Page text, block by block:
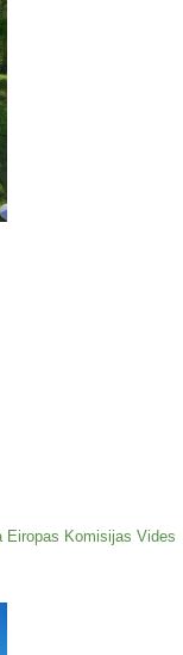
Eiropas Komisijas Vides